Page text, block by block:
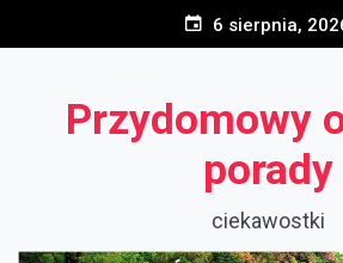
6 sierpnia,
Przydomowy
porady
ciekawostki